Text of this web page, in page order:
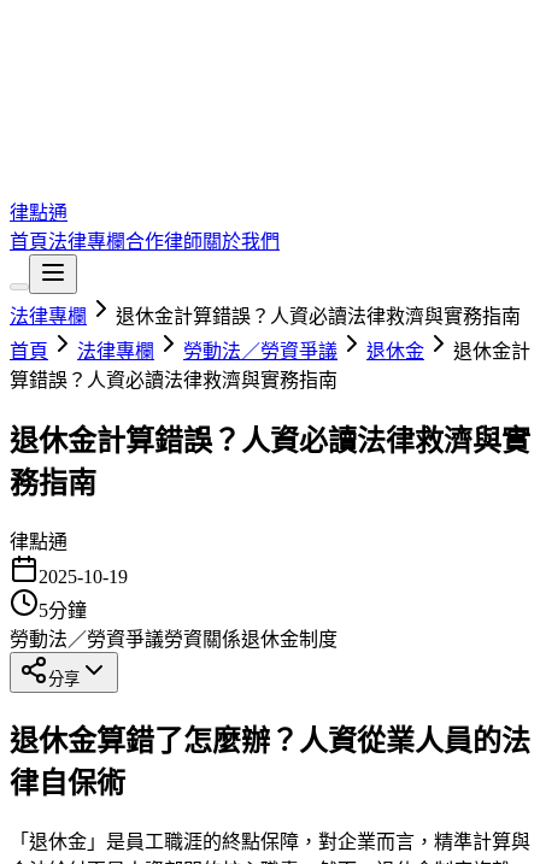
律點通
首頁法律專欄合作律師關於我們
法律專欄
退休金計算錯誤？人資必讀法律救濟與實務指南
首頁
法律專欄 勞動法／勞資爭議 退休金
退休金計
算錯誤？人資必讀法律救濟與實務指南
退休金計算錯誤？人資必讀法律救濟與實
務指南
律點通
2025-10-19
5分鐘
勞動法／勞資爭議勞資關係退休金制度
分享
退休金算錯了怎麼辦？人資從業人員的法
律自保術
「退休金」是員工職涯的終點保障，對企業而言，精準計算與